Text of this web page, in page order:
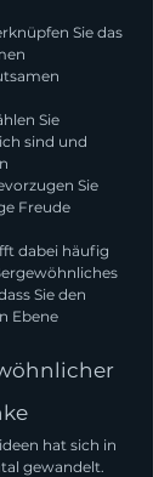
Sie das
Sie
sind und
Sie
Freude
dabei häufig
Sie den
Ebene
hat sich in
gewandelt.